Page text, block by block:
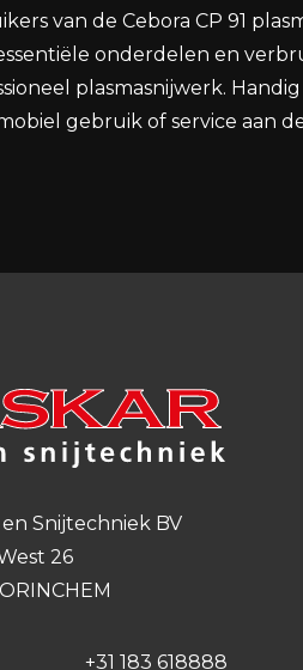
van de Cebora CP 91
onderdelen en
plasmasnijwerk.
gebruik of service aan
en Snijtechniek BV
26
+31 183 618888